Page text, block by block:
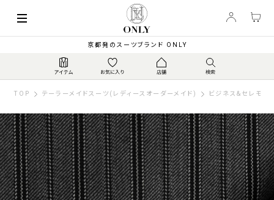
京都発のスーツブランド ONLY
TOP テーラーメイドスーツ(レディースオーダーメイド) ビジネス&セレモ